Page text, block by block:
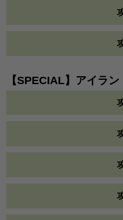
【SPECIAL】アイラン